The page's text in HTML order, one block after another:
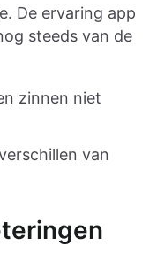
De ervaring app
steeds van de
zinnen niet
van